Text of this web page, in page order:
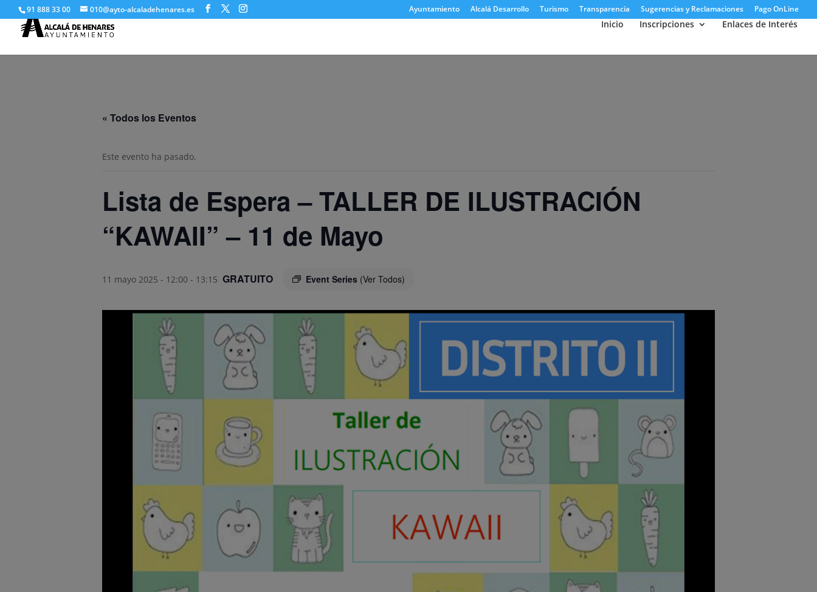
91 888 33 00 010@ayto-alcaladehenares.es Ayuntamiento Alcalá Desarrollo Turismo Transparencia Sugerencias y Reclamaciones Pago OnLine
Inicio Inscripciones Enlaces de Interés
« Todos los Eventos
Este evento ha pasado.
Lista de Espera – TALLER DE ILUSTRACIÓN
“KAWAII” – 11 de Mayo
11 mayo 2025 - 12:00 - 13:15 Event Series (Ver Todos)
GRATUITO